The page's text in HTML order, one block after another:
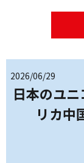
2026/06/29
日本のユ
リカ中